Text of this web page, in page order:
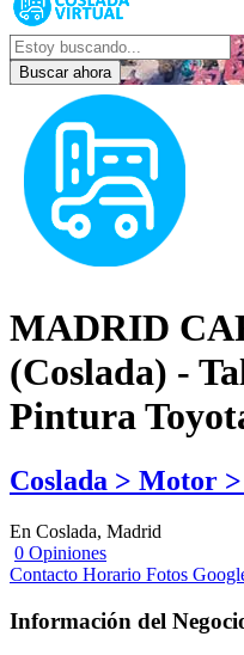
Buscar ahora
MADRID
(Coslada) -
Pintura
Coslada > Motor
En Coslada, Madrid
0 Opiniones
Contacto Horario Fotos
Información del